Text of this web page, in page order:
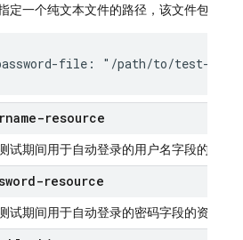
定一个纯文本文件的路径，该文件包含密
file: "/path/to/test-
resource
试期间用于自动登录的用户名字段的资源
resource
试期间用于自动登录的密码字段的资源名